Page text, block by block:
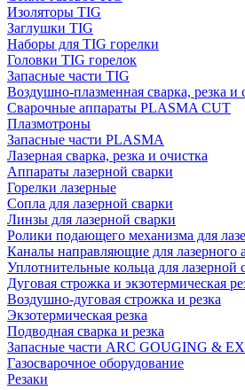
Изоляторы TIG
Заглушки TIG
Наборы для TIG горелки
Головки TIG горелок
Запасные части TIG
Воздушно-плазменная сварка, резка и
Сварочные аппараты PLASMA CUT
Плазмотроны
Запасные части PLASMA
Лазерная сварка, резка и очистка
Аппараты лазерной сварки
Горелки лазерные
Сопла для лазерной сварки
Линзы для лазерной сварки
Ролики подающего механизма для
Каналы направляющие для лазерного
Уплотнительные кольца для лазерной
Дуговая строжка и экзотермическая
Воздушно-дуговая строжка и резка
Экзотермическая резка
Подводная сварка и резка
Запасные части ARC GOUGING &
Газосварочное оборудование
Резаки